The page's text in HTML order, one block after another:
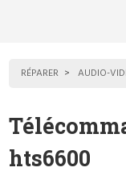
RÉPARER AUDIO-
hts6600